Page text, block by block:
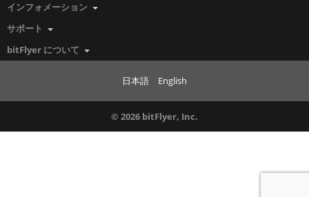
インフォメーション
サポート
bitFlyer について
日本語 English
© 2026 bitFlyer, Inc.